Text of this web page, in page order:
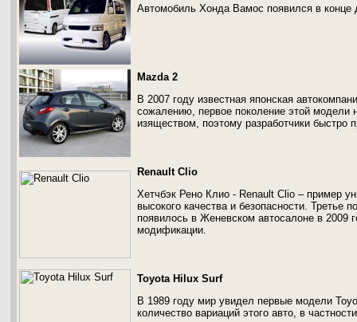
Автомобиль Хонда Вамос появился в конце
Mazda 2
В 2007 году известная японская
сожалению, первое поколение этой модели
изяществом, поэтому разработчики быстро
Renault Clio
Хетчбэк Рено Клио - Renault Clio – пример
высокого качества и безопасности. Третье
появилось в Женевском автосалоне в 2009
модификации.
Toyota Hilux Surf
В 1989 году мир увидел первые модели
количество вариаций этого авто, в